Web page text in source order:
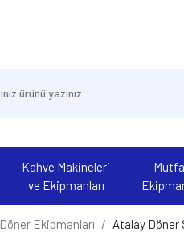
Kahve Makineleri
ve Ekipmanları
Döner Ekipmanları Atalay Döner